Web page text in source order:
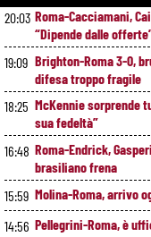
20:03 Roma-Cacciamani,
“Dipende dalle
19:09 Brighton-Roma 3-0,
difesa troppo fragile
18:25 McKennie sorprende
sua fedeltà”
16:48 Roma-Endrick,
brasiliano frena
15:59 Molina-Roma, arrivo
14:56 Pellegrini-Roma, è